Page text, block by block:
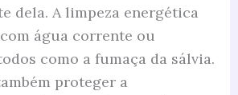
dela. A limpeza energética
água corrente ou
como a fumaça da sálvia.
proteger a